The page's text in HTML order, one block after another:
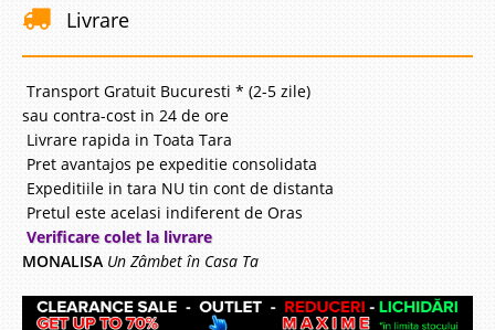
Livrare
Transport Gratuit Bucuresti * (2-5 zile)
sau contra-cost in 24 de ore
Livrare rapida in Toata Tara
Pret avantajos pe expeditie consolidata
Expeditiile in tara NU tin cont de distanta
Pretul este acelasi indiferent de Oras
Verificare colet la livrare
MONALISA Un Zâmbet în Casa Ta